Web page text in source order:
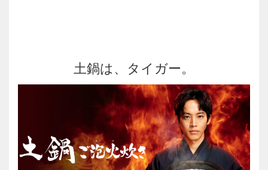
土鍋は、タイガー。